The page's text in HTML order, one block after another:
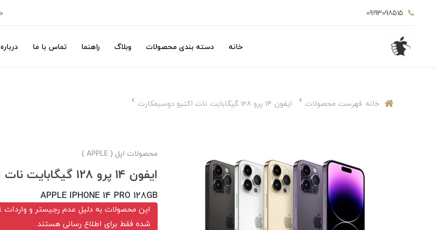
09193098515
خانه دسته بندی محصولات وبلاگ راهنما تماس با ما
خانه فهرست محصولات ایفون 14 پرو 128 گیگابایت نات اکتیو دوسیمکارت
محصولات اپل ( APPLE )
ایفون 14 پرو 128 گیگابایت نات اکتیو دوسیمکارت
APPLE IPHONE 14 PRO 128GB
این محصولات به دلیل عدم رجیستر و
شده فقط برای اطلاع رسانی هستند .